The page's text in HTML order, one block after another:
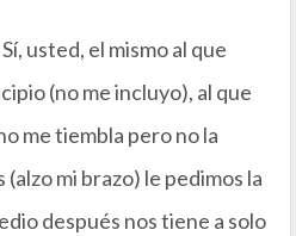
usted, el mismo al que
(no me incluyo), al que
me tiembla pero no la
mi brazo) le pedimos la
después nos tiene a solo